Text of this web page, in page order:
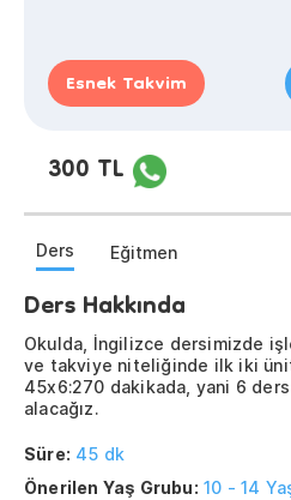
Esnek Takvim
300 TL
Ders Eğitmen
Ders Hakkında
Okulda, İngilizce dersimizde
ve takviye niteliğinde ilk iki
45x6:270 dakikada, yani 6
alacağız.
Süre: 45 dk
Önerilen Yaş Grubu: 10 - 14